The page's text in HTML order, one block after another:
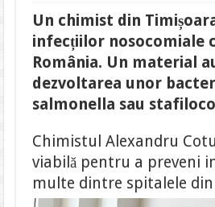
Un chimist din
infecțiilor nosocomiale
România. Un material
dezvoltarea unor
salmonella sau
Chimistul Alexandru
viabilă pentru a preveni
multe dintre spitalele din